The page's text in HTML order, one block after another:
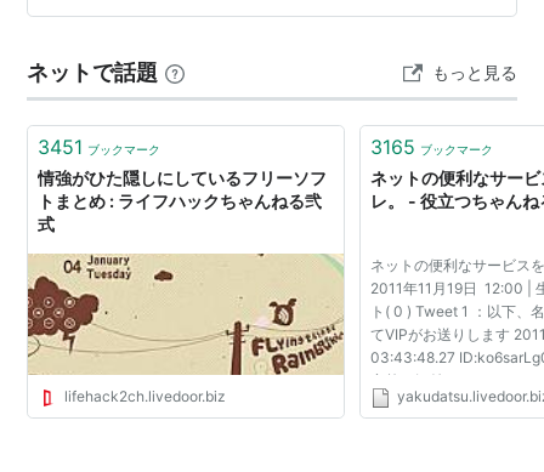
にもありません。だけど、等身大の私だからこそ届けら
から”という理由が自分を立ち止まらせる理由にはならな
かったようで。 なら少しず…
ネットで話題 もっと見る
3451 ブックマーク
情強がひた隠しにしているフリーソフ
トまとめ : ライフハックちゃんねる弐
式
lifehack2ch.livedoor.biz
3165 ブックマーク
ネットの便利なサー
レ。 - 役立つちゃんね
ネットの便利なサービス
2011年11月19日 12:00 |
ト( 0 ) Tweet 1 ：以下、
てVIPがお送りします
03:43:48.27
意外と気付かないからね
http://